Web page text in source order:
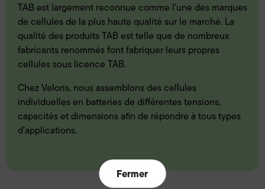
Fermer
TAB est largement reconnue comme l'une des marques
de cellules de la plus haute qualité sur le marché. La
qualité des produits TAB est telle que de nombreux
fabricants renommés font fabriquer leurs propres
cellules sous licence TAB.
Chez Veloris, nous assemblons des cellules
individuelles en batteries de différentes tensions,
capacités et dimensions afin de répondre à tous types
d'applications.